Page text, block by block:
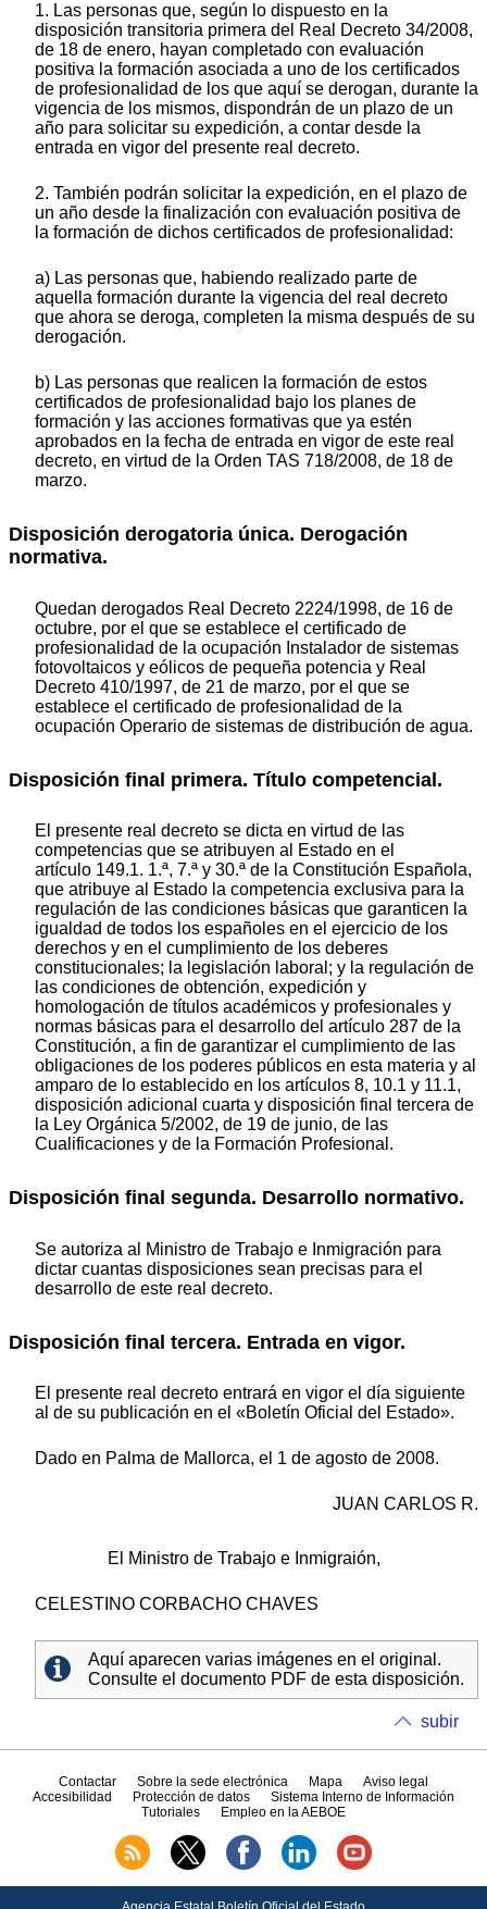
1. Las personas que, según lo dispuesto en la
disposición transitoria primera del Real Decreto 34/2008,
de 18 de enero, hayan completado con evaluación
positiva la formación asociada a uno de los certificados
de profesionalidad de los que aquí se derogan, durante la
vigencia de los mismos, dispondrán de un plazo de un
año para solicitar su expedición, a contar desde la
entrada en vigor del presente real decreto.
2. También podrán solicitar la expedición, en el plazo de
un año desde la finalización con evaluación positiva de
la formación de dichos certificados de profesionalidad:
a) Las personas que, habiendo realizado parte de
aquella formación durante la vigencia del real decreto
que ahora se deroga, completen la misma después de su
derogación.
b) Las personas que realicen la formación de estos
certificados de profesionalidad bajo los planes de
formación y las acciones formativas que ya estén
aprobados en la fecha de entrada en vigor de este real
decreto, en virtud de la Orden TAS 718/2008, de 18 de
marzo.
Disposición derogatoria única. Derogación
normativa.
Quedan derogados Real Decreto 2224/1998, de 16 de
octubre, por el que se establece el certificado de
profesionalidad de la ocupación Instalador de sistemas
fotovoltaicos y eólicos de pequeña potencia y Real
Decreto 410/1997, de 21 de marzo, por el que se
establece el certificado de profesionalidad de la
ocupación Operario de sistemas de distribución de agua.
Disposición final primera. Título competencial.
El presente real decreto se dicta en virtud de las
competencias que se atribuyen al Estado en el
artículo 149.1. 1.ª, 7.ª y 30.ª de la Constitución Española,
que atribuye al Estado la competencia exclusiva para la
regulación de las condiciones básicas que garanticen la
igualdad de todos los españoles en el ejercicio de los
derechos y en el cumplimiento de los deberes
constitucionales; la legislación laboral; y la regulación de
las condiciones de obtención, expedición y
homologación de títulos académicos y profesionales y
normas básicas para el desarrollo del artículo 287 de la
Constitución, a fin de garantizar el cumplimiento de las
obligaciones de los poderes públicos en esta materia y al
amparo de lo establecido en los artículos 8, 10.1 y 11.1,
disposición adicional cuarta y disposición final tercera de
la Ley Orgánica 5/2002, de 19 de junio, de las
Cualificaciones y de la Formación Profesional.
Disposición final segunda. Desarrollo normativo.
Se autoriza al Ministro de Trabajo e Inmigración para
dictar cuantas disposiciones sean precisas para el
desarrollo de este real decreto.
Disposición final tercera. Entrada en vigor.
El presente real decreto entrará en vigor el día siguiente
al de su publicación en el «Boletín Oficial del Estado».
Dado en Palma de Mallorca, el 1 de agosto de 2008.
JUAN CARLOS R.
El Ministro de Trabajo e Inmigraión,
CELESTINO CORBACHO CHAVES
Aquí aparecen varias imágenes en el original.
Consulte el documento PDF de esta disposición.
subir
Contactar Sobre la sede electrónica Mapa
Aviso legal
Accesibilidad
Protección de datos
Sistema Interno de Información
Tutoriales
Empleo en la AEBOE